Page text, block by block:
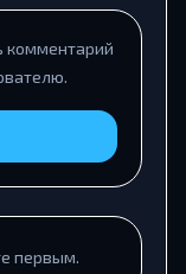
комментарий
первым.